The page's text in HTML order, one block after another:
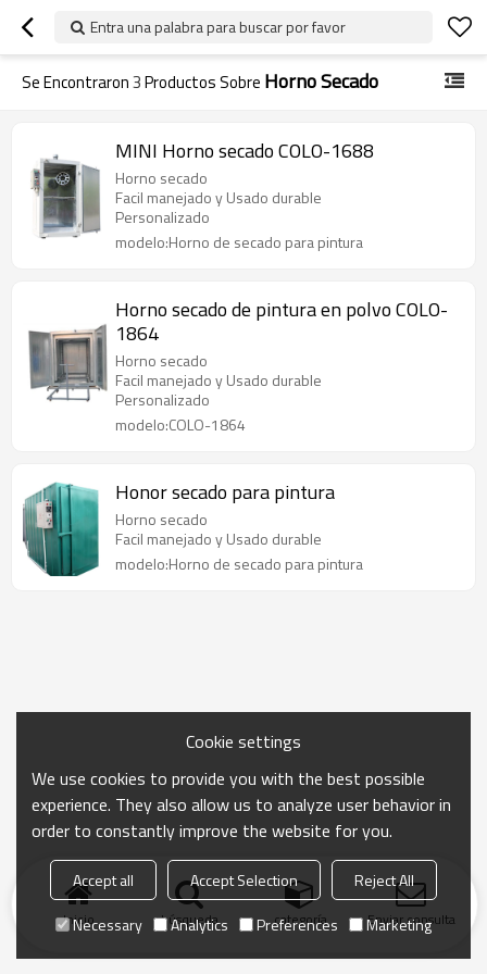
Entra una palabra para buscar por favor
Se Encontraron3Productos Sobre Horno Secado
MINI Horno secado COLO-1688
Horno secado
Facil manejado y Usado durable
Personalizado
modelo:Horno de secado para pintura
Horno secado de pintura en polvo COLO-
1864
Horno secado
Facil manejado y Usado durable
Personalizado
modelo:COLO-1864
Honor secado para pintura
Horno secado
Facil manejado y Usado durable
modelo:Horno de secado para pintura
Inicio búsqueda categoría Enviar consulta
Cookie settings
We use cookies to provide you with the best possible
experience. They also allow us to analyze user behavior in
order to constantly improve the website for you.
Accept all Accept Selection
Reject All
Necessary
Analytics Preferences Marketing